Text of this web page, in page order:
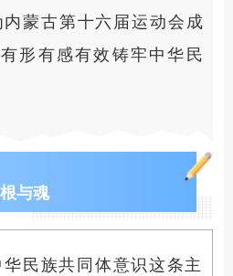
蒙古第十六届运动会成
形有感有效铸牢中华民
与魂
民族共同体意识这条主